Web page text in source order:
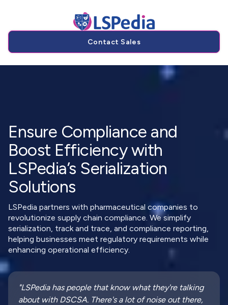
Contact Sales
Ensure Compliance and
Boost Efficiency with
LSPedia’s Serialization
Solutions
LSPedia partners with pharmaceutical companies to
revolutionize supply chain compliance. We simplify
serialization, track and trace, and compliance reporting,
helping businesses meet regulatory requirements while
enhancing operational efficiency.
"LSPedia has people that know what they're talking
about with DSCSA. There's a lot of noise out there,